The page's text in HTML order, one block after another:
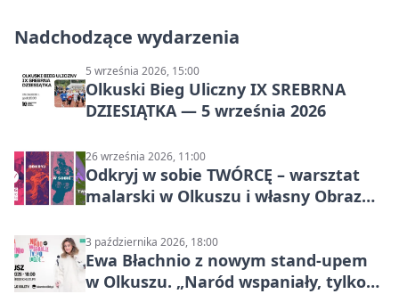
Nadchodzące wydarzenia
5 września 2026, 15:00
Olkuski Bieg Uliczny IX SREBRNA
DZIESIĄTKA — 5 września 2026
26 września 2026, 11:00
Odkryj w sobie TWÓRCĘ – warsztat
malarski w Olkuszu i własny Obraz
3 października 2026, 18:00
Ewa Błachnio z nowym stand-upem
w Olkuszu. „Naród wspaniały, tylko